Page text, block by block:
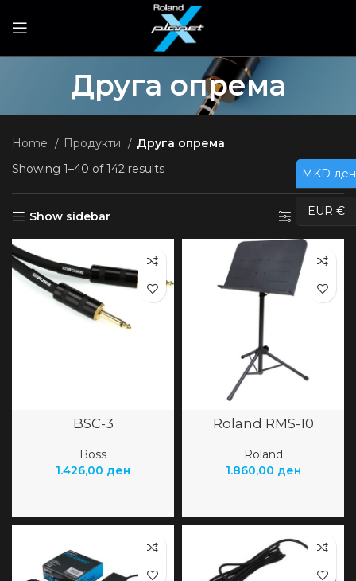
Друга опрема
Home Продукти
Друга опрема
Showing 1–40 of 142 results
Show sidebar Филтри
BSC-3
Boss
1.426,00 ден
Roland RMS-10
Roland
1.860,00 ден
MKD ден
EUR €